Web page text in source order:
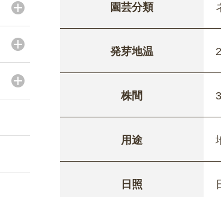
園芸分類
発芽地温
株間
用途
日照